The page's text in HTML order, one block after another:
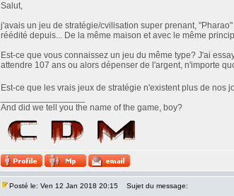
Salut,
j'avais un jeu de stratégie/cvilisation super prenant,
réédité depuis... De la même maison et avec le même
Est-ce que vous connaissez un jeu du même type? J'ai
attendre 107 ans ou alors dépenser de l'argent, n'importe
Est-ce que les vrais jeux de stratégie n'existent plus de nos
And did we tell you the name of the game, boy?
Posté le: Ven 12 Jan 2018 20:15 Sujet du message: